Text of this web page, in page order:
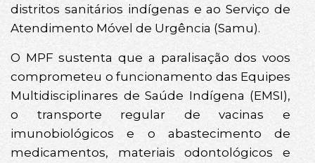
distritos sanitários indígenas e ao Serviço de
Atendimento Móvel de Urgência (Samu).
O MPF sustenta que a paralisação dos voos
comprometeu o funcionamento das Equipes
Multidisciplinares de Saúde Indígena (EMSI),
o transporte regular de vacinas e
imunobiológicos e o abastecimento de
medicamentos, materiais odontológicos e